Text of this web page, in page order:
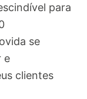
para
se
e
clientes